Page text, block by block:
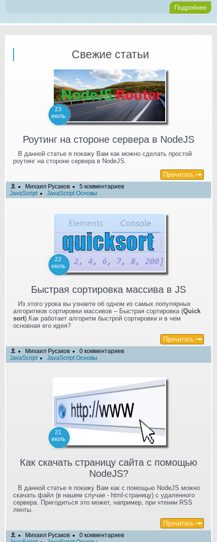
Подробнее
Свежие статьи
23
июль
Роутинг на стороне сервера в NodeJS
В данной статье я покажу Вам как можно сделать простой
роутинг на стороне сервера в NodeJS.
Прочитать
Михаил Русаков
5 комментариев
JavaScript
JavaScript Основы
22
июль
Быстрая сортировка массива в JS
Из этого урока вы узнаете об одном из самых популярных
алгоритмов сортировки массивов – Быстрая сортировка (Quick
sort).Как работает алгоритм быстрой сортировки и в чем
основная его идея?
Прочитать
Михаил Русаков
0 комментариев
JavaScript
JavaScript Основы
21
июль
Как скачать страницу сайта с помощью
NodeJS?
В данной статье я покажу Вам как с помощью NodeJS можно
скачать файл (в нашем случае - html-страницу) с удаленного
сервера. Пригодиться это может, например, при чтении RSS
ленты.
Прочитать
Михаил Русаков
0 комментариев